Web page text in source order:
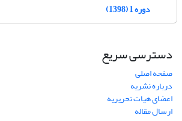
دوره 1 (1398)
دسترسی سریع
صفحه اصلی
درباره نشریه
اعضای هیات تحریریه
ارسال مقاله